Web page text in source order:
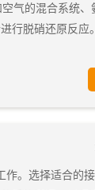
气的混合系统、
行脱硝还原反应
作。选择适合的